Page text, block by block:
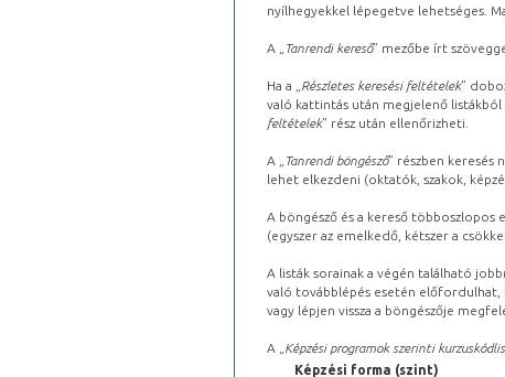
nyílhegyekkel lépegetve lehetséges.
A „ Tanrendi kereső” mezőbe írt
Ha a „ Részletes keresési feltételek”
való kattintás után megjelenő
feltételek” rész után ellenőrizheti.
A „ Tanrendi böngésző” részben
lehet elkezdeni (oktatók, szakok,
A böngésző és a kereső
(egyszer az emelkedő, kétszer a
A listák sorainak a végén található
való továbblépés esetén előfordulhat,
vagy lépjen vissza a böngészője
A „ Képzési programok szerinti
Képzési forma (szint)